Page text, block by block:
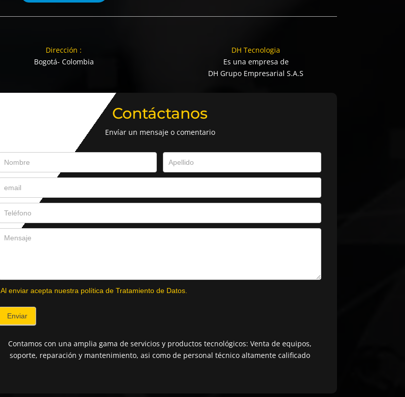
Dirección :
Bogotá- Colombia
DH Tecnologia
Es una empresa de
DH Grupo Empresarial S.A.S
Contáctanos
Envíar un mensaje o comentario
Al enviar acepta nuestra política de Tratamiento de Datos.
Enviar
Contamos con una amplia gama de servicios y productos tecnológicos: Venta de equipos,
soporte, reparación y mantenimiento, asi como de personal técnico altamente calificado